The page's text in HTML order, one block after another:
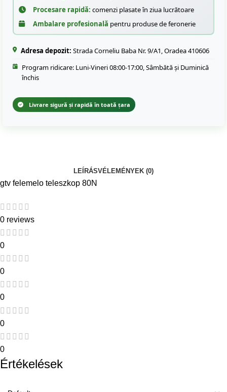
Procesare rapidă: comenzi plasate în ziua lucrătoare
Ambalare profesională pentru produse de feronerie
Adresa depozit: Strada Corneliu Baba Nr. 9/A1, Oradea 410606
Program ridicare: Luni-Vineri 08:00-17:00, Sâmbătă și Duminică
închis
Livrare sigură și rapidă în toată țara
LEÍRÁSVÉLEMÉNYEK (0)
gtv felemelo teleszkop 80N
0 reviews
0
0
0
0
0
Értékelések